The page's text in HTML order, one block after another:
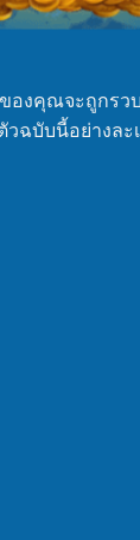
งคุณจะถูกรว
ฉบับนี้อย่างละ